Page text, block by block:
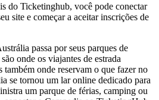
do Ticketinghub, você pode conectar
site e começar a aceitar inscrições de
passa por seus parques de
onde os viajantes de estrada
também onde reservam o que fazer no
se tornou um lar online dedicado para
um parque de férias, camping ou